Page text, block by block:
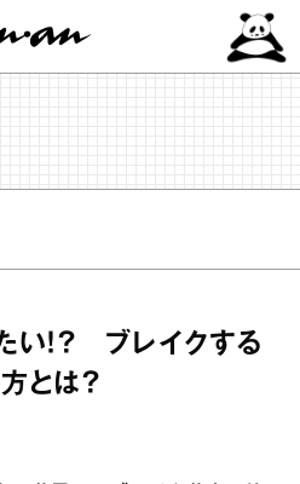
い！？ ブレイクする
とは？